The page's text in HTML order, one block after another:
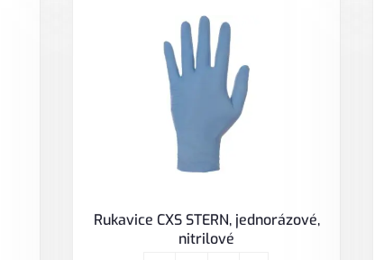
Rukavice CXS STERN, jednorázové,
nitrilové